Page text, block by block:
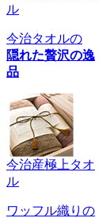
ル
今治タオルの
隠れた贅沢の逸
品
今治産極上タオ
ル
ワッフル織りの